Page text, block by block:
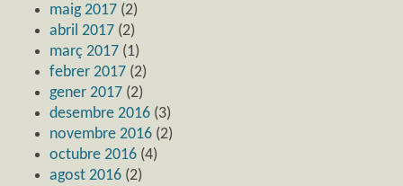
maig 2017 (2)
abril 2017 (2)
març 2017 (1)
febrer 2017 (2)
gener 2017 (2)
desembre 2016 (3)
novembre 2016 (2)
octubre 2016 (4)
agost 2016 (2)